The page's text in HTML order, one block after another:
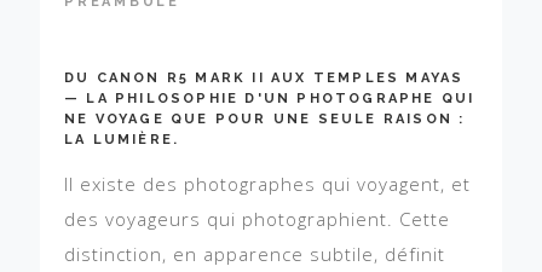
DU CANON R5 MARK II AUX TEMPLES MAYAS
— LA PHILOSOPHIE D'UN PHOTOGRAPHE QUI
NE VOYAGE QUE POUR UNE SEULE RAISON :
LA LUMIÈRE.
Il existe des photographes qui voyagent, et
des voyageurs qui photographient. Cette
distinction, en apparence subtile, définit